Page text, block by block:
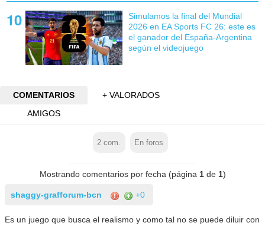
Simulamos la final del Mundial
2026 en EA Sports FC 26: este es
el ganador del España-Argentina
según el videojuego
COMENTARIOS
+ VALORADOS
AMIGOS
2 com. En foros
Mostrando comentarios por fecha (página 1de 1)
shaggy-grafforum-bcn +0
Es un juego que busca el realismo y como tal no se puede diluir con